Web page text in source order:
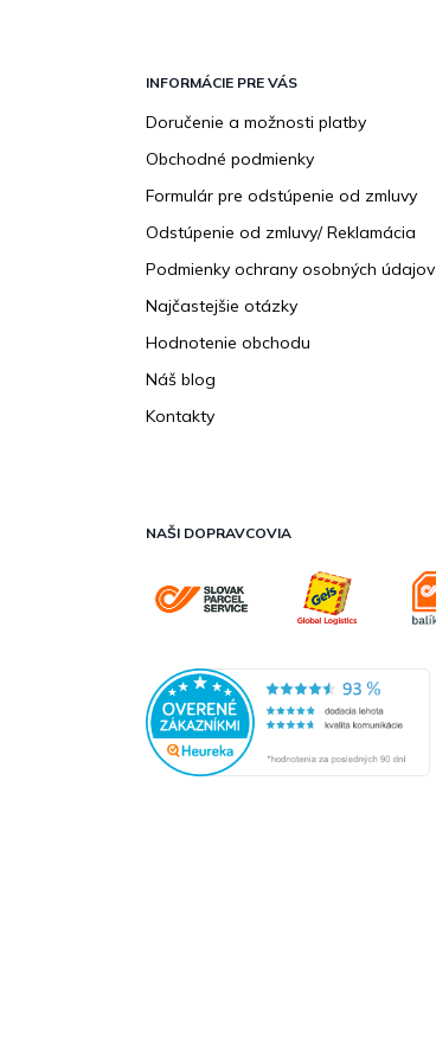
INFORMÁCIE PRE VÁS
Doručenie a možnosti platby
Obchodné podmienky
Formulár pre odstúpenie od zmluvy
Odstúpenie od zmluvy/ Reklamácia
Podmienky ochrany osobných údajov
Najčastejšie otázky
Hodnotenie obchodu
Náš blog
Kontakty
NAŠI DOPRAVCOVIA